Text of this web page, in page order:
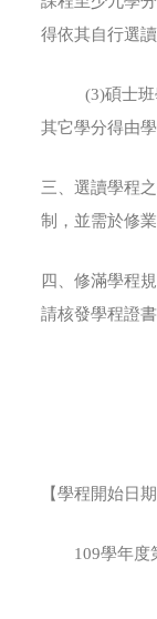
得依其自行選讀
(3)碩士班學
其它學分得由
三、選讀學程
制，並需於修
四、修滿學程
請核發學程證書
【學程開始日期
109學年度